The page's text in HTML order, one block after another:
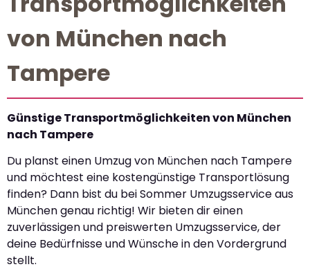
von München nach
Tampere
Günstige Transportmöglichkeiten von München
nach Tampere
Du planst einen Umzug von München nach Tampere
und möchtest eine kostengünstige Transportlösung
finden? Dann bist du bei Sommer Umzugsservice aus
München genau richtig! Wir bieten dir einen
zuverlässigen und preiswerten Umzugsservice, der
deine Bedürfnisse und Wünsche in den Vordergrund
stellt.